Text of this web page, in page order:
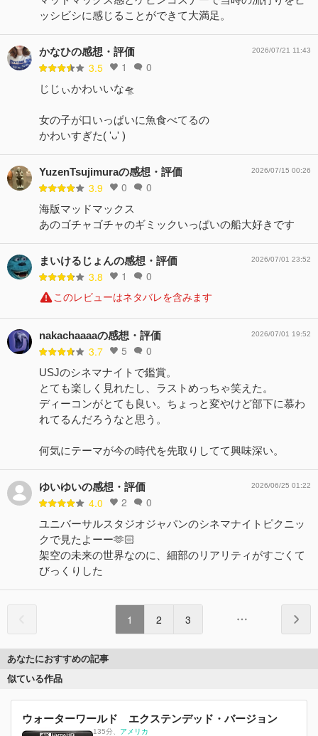
ッシビシに感じることができて大満足。
かなひの感想・評価
3.5 1 0
2026/07/21 11:43
じじぃかわいいな🛸
女の子が口いっぱいに魚食べてるの
かわいすぎた( 'ᴗ' )
YuzenTsujimuraの感想・評価
3.9 0 0
2026/07/15 00:26
海版マッドマックス
あのゴチャゴチャのギミックいっぱいの船大好きです
まいけるじょんの感想・評価
3.8 1 0
2026/07/01 23:52
このレビューはネタバレを含みます
nakachaaaaの感想・評価
3.7 5 0
2026/07/01 19:52
USJのシネマナイトで鑑賞。
とても楽しく見れたし、ラストめっちゃ笑えた。
ディーコンがとても良い。ちょっと変やけど部下に慕わ
れてるんだろうなと思う。
何気にテーマが今の時代を先取りしてて興味深い。
ゆいゆいの感想・評価
4.0 2 0
2026/06/25 01:22
ユニバーサルスタジオジャパンのシネマナイトピクニッ
クで見たよーー🫶🏻
架空の未来の世界なのに、細部のリアリティがすごくて
びっくりした
1 2 3
あなたにおすすめの記事
似ている作品
ウォーターワールド エクステンデッド・バージョン
135分
アメリカ